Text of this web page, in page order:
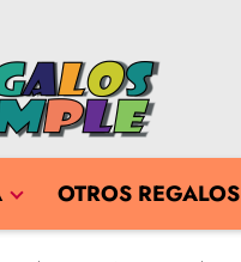
OTROS REGALOS